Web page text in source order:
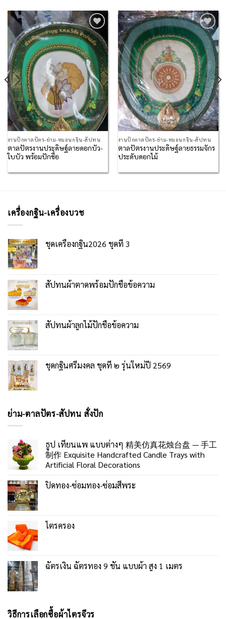
Add to
Wishlist
งานปักตาลปัตร-ย่าม-หมอนกฐิน-สัปทน
ตาลปัตรงานประดิษฐ์ลายดอกบัว-
ใบบัว พร้อมปักชื่อ
Add to
Wishlist
งานปักตาลปัตร-ย่าม-หมอนกฐิน-สัปทน
ตาลปัตรงานประดิษฐ์ลายธรรมจักร
ประดับดอกไม้
เครื่องกฐิน-เครื่องบวช
ชุดเครื่องกฐิน2026 ชุดที่ 3
สัปทนผ้าตาดพร้อมปักชื่อข้อความ
สัปทนผ้าลูกไม้ปักชื่อข้อความ
ชุดกฐินศรีมงคล ชุดที่ ๒ รุ่นใหม่ปี 2569
ย่าม-ตาลปัตร-สัปทน สั่งปัก
ธูป เทียนแพ แบบต่างๆ 精美仿真花烛台盘 — 手工
制作 Exquisite Handcrafted Candle Trays with
Artificial Floral Decorations
ปิดทอง-ซ่อมทอง-ซ่อมสีพระ
ไตรครอง
ฉัตรเงิน ฉัตรทอง 9 ชั้น แบบผ้า สูง 1 เมตร
วิธีการเลือกซื้อผ้าไตรจีวร